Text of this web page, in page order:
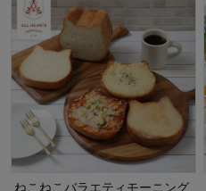
ねこねこバラエティモーニング